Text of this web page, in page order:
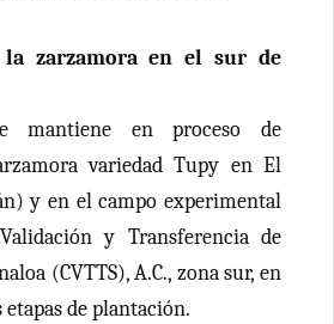
zarzamora en el sur de
mantiene en proceso de
variedad Tupy en El
y en el campo experimental
y Transferencia de
(CVTTS), A.C., zona sur, en
de plantación.